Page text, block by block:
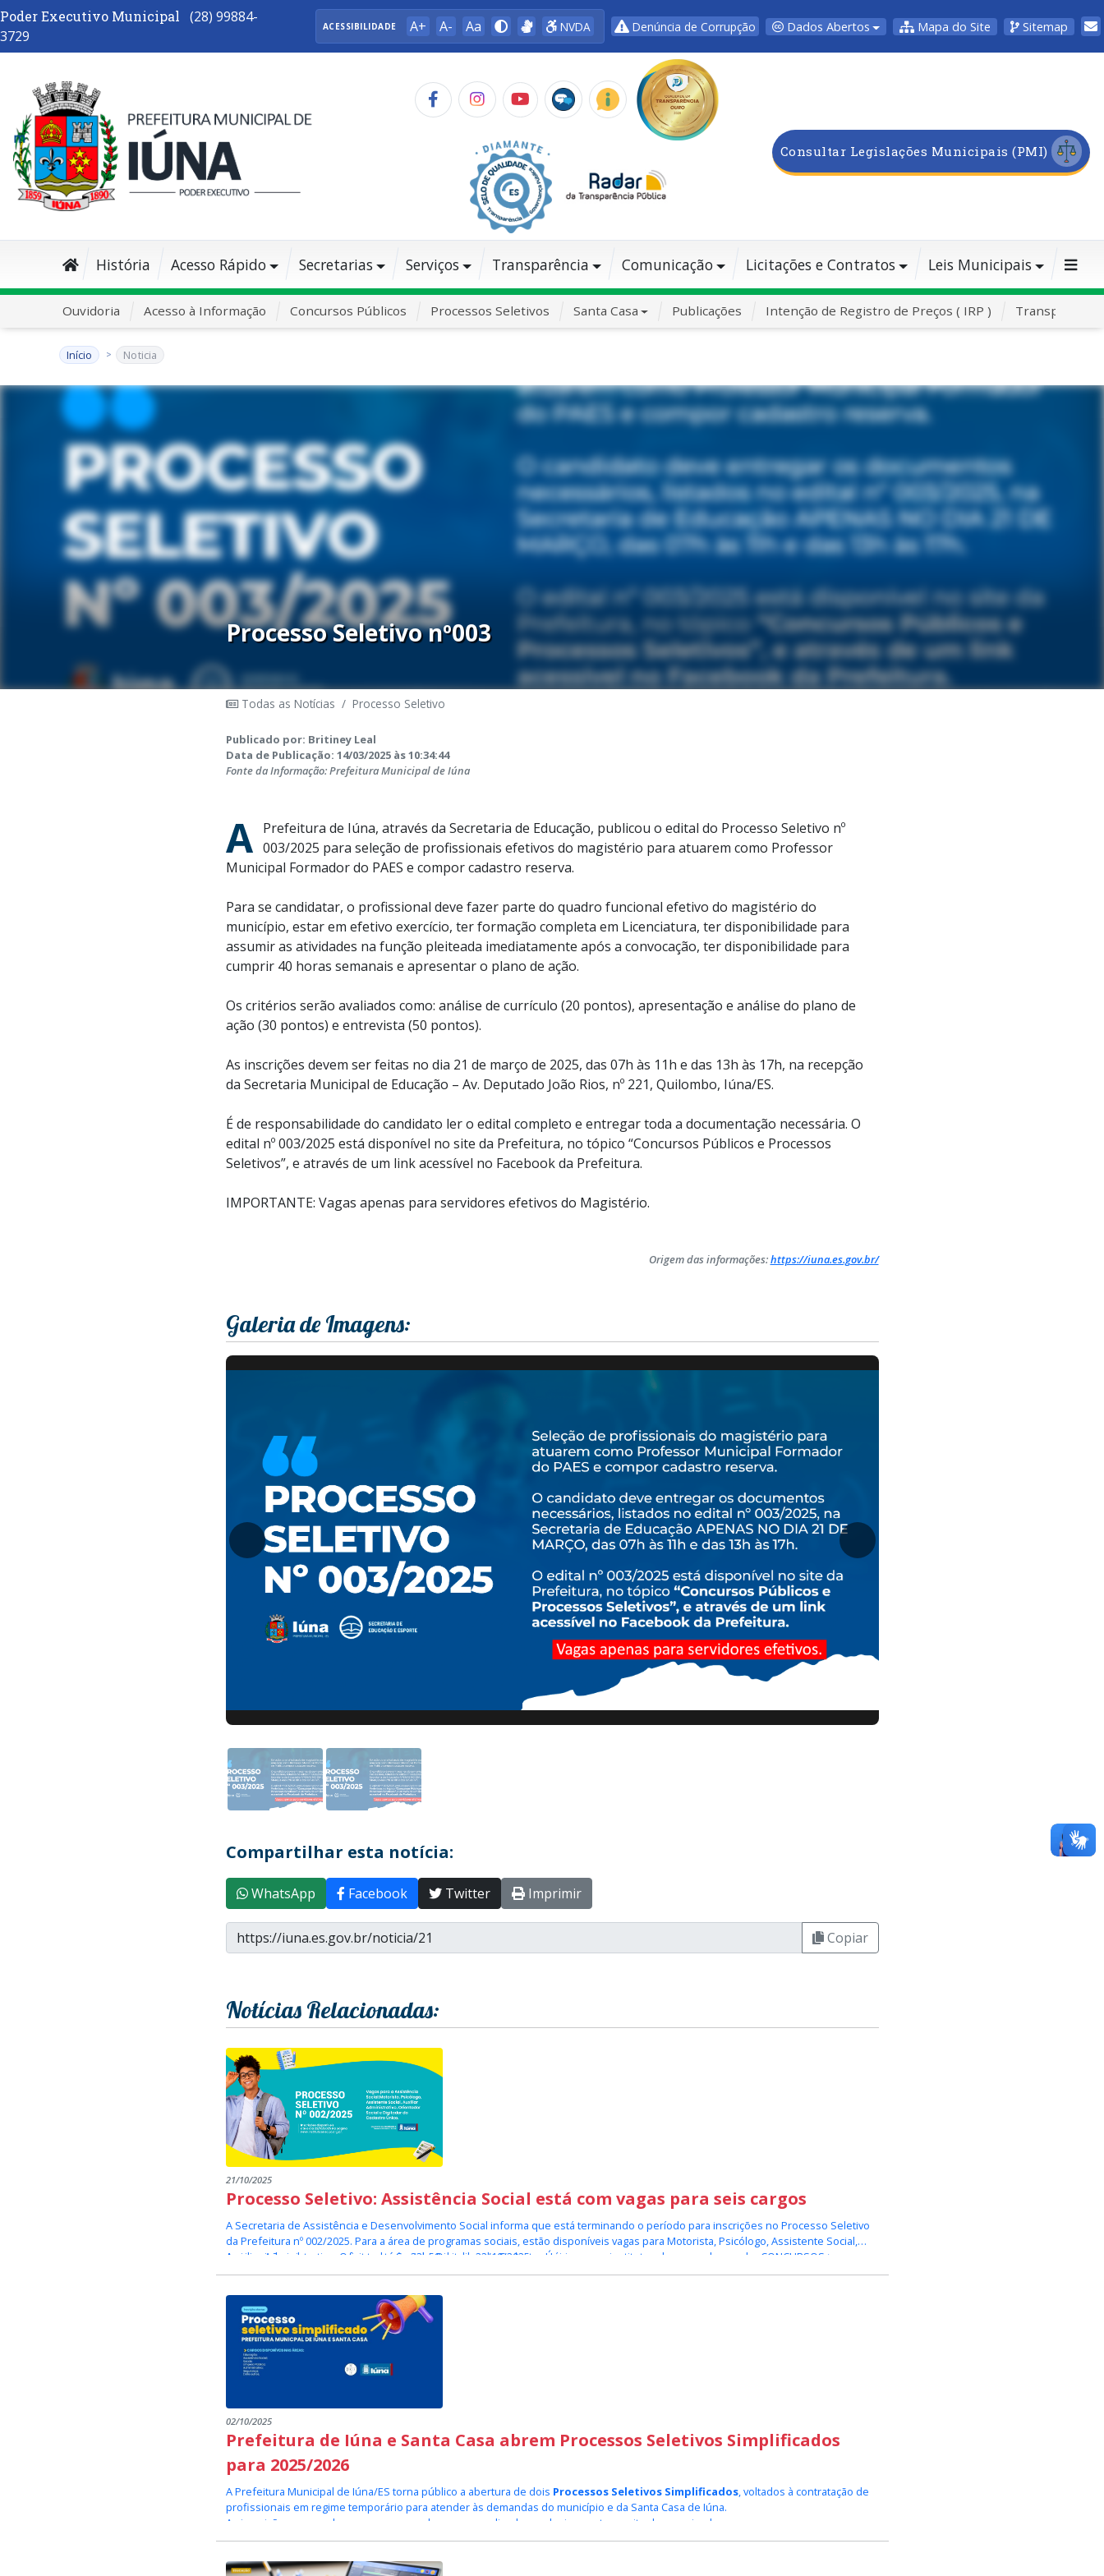
Poder Executivo Municipal
(28) 99884-
3729
ACESSIBILIDADE A+ A- Aa NVDA Denúncia de Corrupção Dados Abertos Mapa do Site Sitemap
Consultar Legislações Municipais (PMI)
História Acesso Rápido Secretarias Serviços Transparência Comunicação Licitações e Contratos Leis Municipais
Ouvidoria Acesso à Informação Concursos Públicos Processos Seletivos Santa Casa Publicações Intenção de Registro de Preços ( IRP ) Transporte
Início Noticia
Processo Seletivo nº003
Todas as Notícias / Processo Seletivo
Publicado por: Britiney Leal
Data de Publicação: 14/03/2025 às 10:34:44
Fonte da Informação: Prefeitura Municipal de Iúna
A
Prefeitura de Iúna, através da Secretaria de Educação, publicou o edital do Processo Seletivo nº
003/2025 para seleção de profissionais efetivos do magistério para atuarem como Professor
Municipal Formador do PAES e compor cadastro reserva.
Para se candidatar, o profissional deve fazer parte do quadro funcional efetivo do magistério do
município, estar em efetivo exercício, ter formação completa em Licenciatura, ter disponibilidade para
assumir as atividades na função pleiteada imediatamente após a convocação, ter disponibilidade para
cumprir 40 horas semanais e apresentar o plano de ação.
Os critérios serão avaliados como: análise de currículo (20 pontos), apresentação e análise do plano de
ação (30 pontos) e entrevista (50 pontos).
As inscrições devem ser feitas no dia 21 de março de 2025, das 07h às 11h e das 13h às 17h, na recepção
da Secretaria Municipal de Educação – Av. Deputado João Rios, nº 221, Quilombo, Iúna/ES.
É de responsabilidade do candidato ler o edital completo e entregar toda a documentação necessária. O
edital nº 003/2025 está disponível no site da Prefeitura, no tópico “Concursos Públicos e Processos
Seletivos”, e através de um link acessível no Facebook da Prefeitura.
IMPORTANTE: Vagas apenas para servidores efetivos do Magistério.
Origem das informações:https://iuna.es.gov.br/
Galeria de Imagens:
Compartilhar esta notícia:
WhatsApp Facebook Twitter Imprimir
Copiar
Notícias Relacionadas:
21/10/2025
Processo Seletivo: Assistência Social está com vagas para seis cargos
A Secretaria de Assistência e Desenvolvimento Social informa que está terminando o período para inscrições no Processo Seletivo
da Prefeitura nº 002/2025. Para a área de programas sociais, estão disponíveis vagas para Motorista, Psicólogo, Assistente Social,
Auxiliar Administrativo, Orientador Social e Digitador do Cadastro Único.
As inscrições devem ser feitas até às 23h59 do dia 22/10/2025 na página www.institutoselecao.org.br, na aba CONCURSOS >
INSCRIÇÕES ABERTAS. Link acessível:https://institutoselecao.selecao.net.br/informacoes/30/.
É de responsabilidade do candidato ler o edital completo e acompanhar o andamento e resultados do Processo Seletivo na página
do Instituto Seleção.
Setor de Comunicação Institucional
comunicacao@iuna.es.gov.br
02/10/2025
Prefeitura de Iúna e Santa Casa abrem Processos Seletivos Simplificados
para 2025/2026
A Prefeitura Municipal de Iúna/ES torna público a abertura de dois Processos Seletivos Simplificados, voltados à contratação de
profissionais em regime temporário para atender às demandas do município e da Santa Casa de Iúna.
Processo Seletivo Simplificado nº 002/2025 – Prefeitura de
Iúna
As inscrições para ambos os processos devem ser realizadas exclusivamente no site da organizadora:
Instituto Seleção